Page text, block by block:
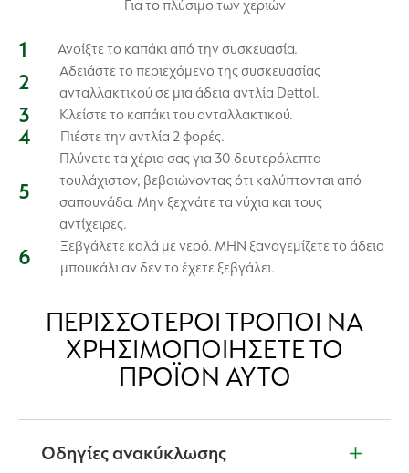
Για το πλύσιμο των χεριών
Ανοίξτε το καπάκι από την συσκευασία.
Αδειάστε το περιεχόμενο της συσκευασίας
ανταλλακτικού σε μια άδεια αντλία Dettol.
Κλείστε το καπάκι του ανταλλακτικού.
Πιέστε την αντλία 2 φορές.
Πλύνετε τα χέρια σας για 30 δευτερόλεπτα
τουλάχιστον, βεβαιώνοντας ότι καλύπτονται από
σαπουνάδα. Μην ξεχνάτε τα νύχια και τους
αντίχειρες.
Ξεβγάλετε καλά με νερό. ΜΗΝ ξαναγεμίζετε το άδειο
μπουκάλι αν δεν το έχετε ξεβγάλει.
ΠΕΡΙΣΣΌΤΕΡΟΙ ΤΡΌΠΟΙ ΝΑ
ΧΡΗΣΙΜΟΠΟΙΉΣΕΤΕ ΤΟ
ΠΡΟΪΌΝ ΑΥΤΌ
Οδηγίες ανακύκλωσης